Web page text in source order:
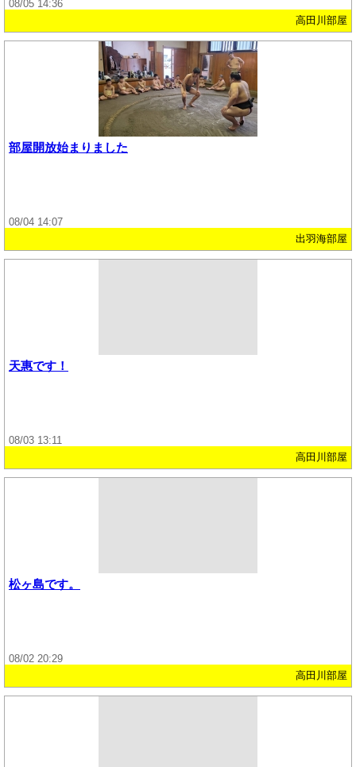
08/05 14:36
高田川部屋
部屋開放始まりました
08/04 14:07
出羽海部屋
天惠です！
08/03 13:11
高田川部屋
松ヶ島です。
08/02 20:29
高田川部屋